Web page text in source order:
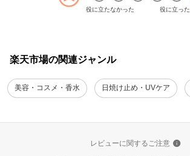
役に立たなかった 役に立った
楽天市場の関連ジャンル
美容・コスメ・香水 日焼け止め・UVケア
レビューに関するご注意